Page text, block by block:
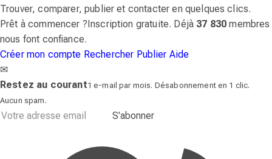
Trouver, comparer, publier et contacter en quelques clics.
Prêt à commencer ?Inscription gratuite. Déjà 37 830 membres
nous font confiance.
Créer mon compte Rechercher Publier Aide
✉
Restez au courant1 e-mail par mois. Désabonnement en 1 clic.
Aucun spam.
S'abonner